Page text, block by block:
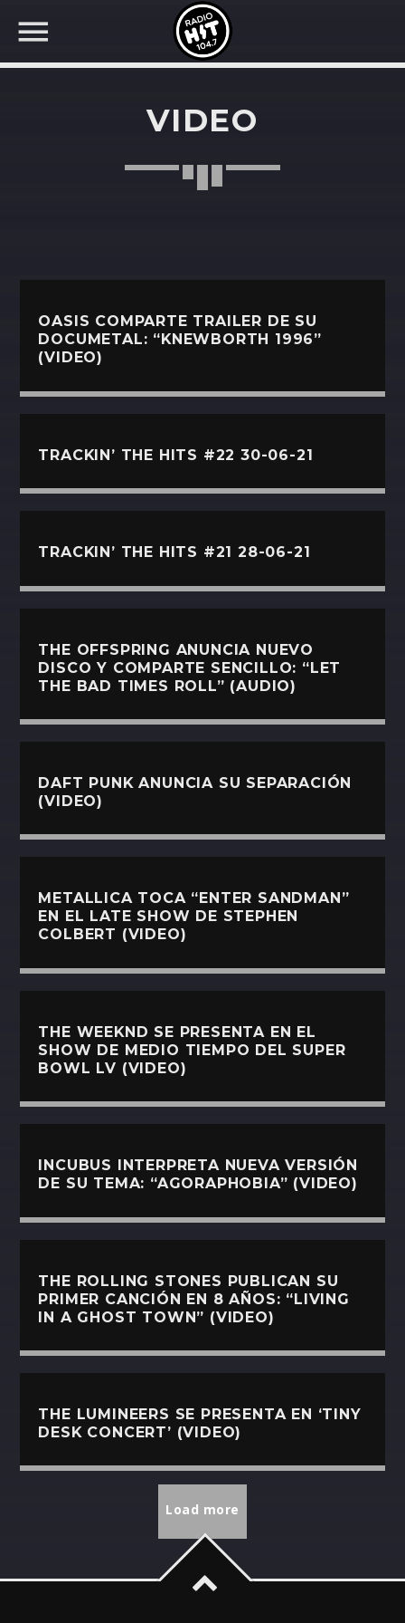
Facebook
Whatsapp
VIDEO
OASIS COMPARTE TRAILER DE SU
DOCUMETAL: “KNEWBORTH 1996”
(VIDEO)
TRACKIN’ THE HITS #22 30-06-21
TRACKIN’ THE HITS #21 28-06-21
THE OFFSPRING ANUNCIA NUEVO
DISCO Y COMPARTE SENCILLO: “LET
THE BAD TIMES ROLL” (AUDIO)
DAFT PUNK ANUNCIA SU SEPARACIÓN
(VIDEO)
METALLICA TOCA “ENTER SANDMAN”
EN EL LATE SHOW DE STEPHEN
COLBERT (VIDEO)
THE WEEKND SE PRESENTA EN EL
SHOW DE MEDIO TIEMPO DEL SUPER
BOWL LV (VIDEO)
INCUBUS INTERPRETA NUEVA VERSIÓN
DE SU TEMA: “AGORAPHOBIA” (VIDEO)
THE ROLLING STONES PUBLICAN SU
PRIMER CANCIÓN EN 8 AÑOS: “LIVING
IN A GHOST TOWN” (VIDEO)
THE LUMINEERS SE PRESENTA EN ‘TINY
DESK CONCERT’ (VIDEO)
Load more